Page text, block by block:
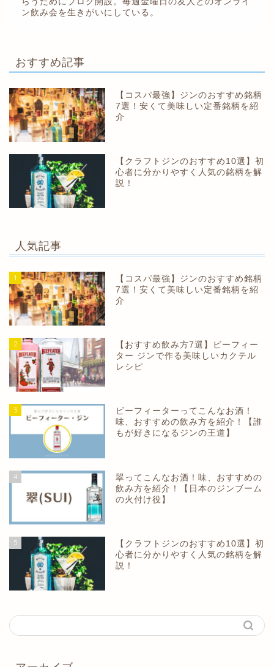
ン飲み会を生きがいにしている。
おすすめ記事
【コスパ最強】ジンのおすすめ銘柄
7選！安くて美味しい定番銘柄を紹
介
【クラフトジンのおすすめ10選】初
心者に分かりやすく人気の銘柄を解
説！
人気記事
1
【コスパ最強】ジンのおすすめ銘柄
7選！安くて美味しい定番銘柄を紹
介
2
【おすすめ飲み方7選】ビーフィー
ター ジンで作る美味しいカクテル
レシピ
3
ビーフィーターってこんなお酒！
味、おすすめの飲み方を紹介！【誰
もが好きになるジンの王道】
4
翠ってこんなお酒！味、おすすめの
飲み方を紹介！【日本のジンブーム
の火付け役】
5
【クラフトジンのおすすめ10選】初
心者に分かりやすく人気の銘柄を解
説！